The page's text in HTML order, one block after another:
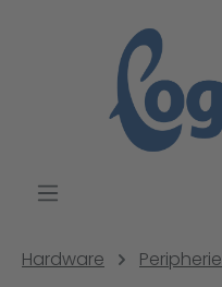
Hardware Peripherie